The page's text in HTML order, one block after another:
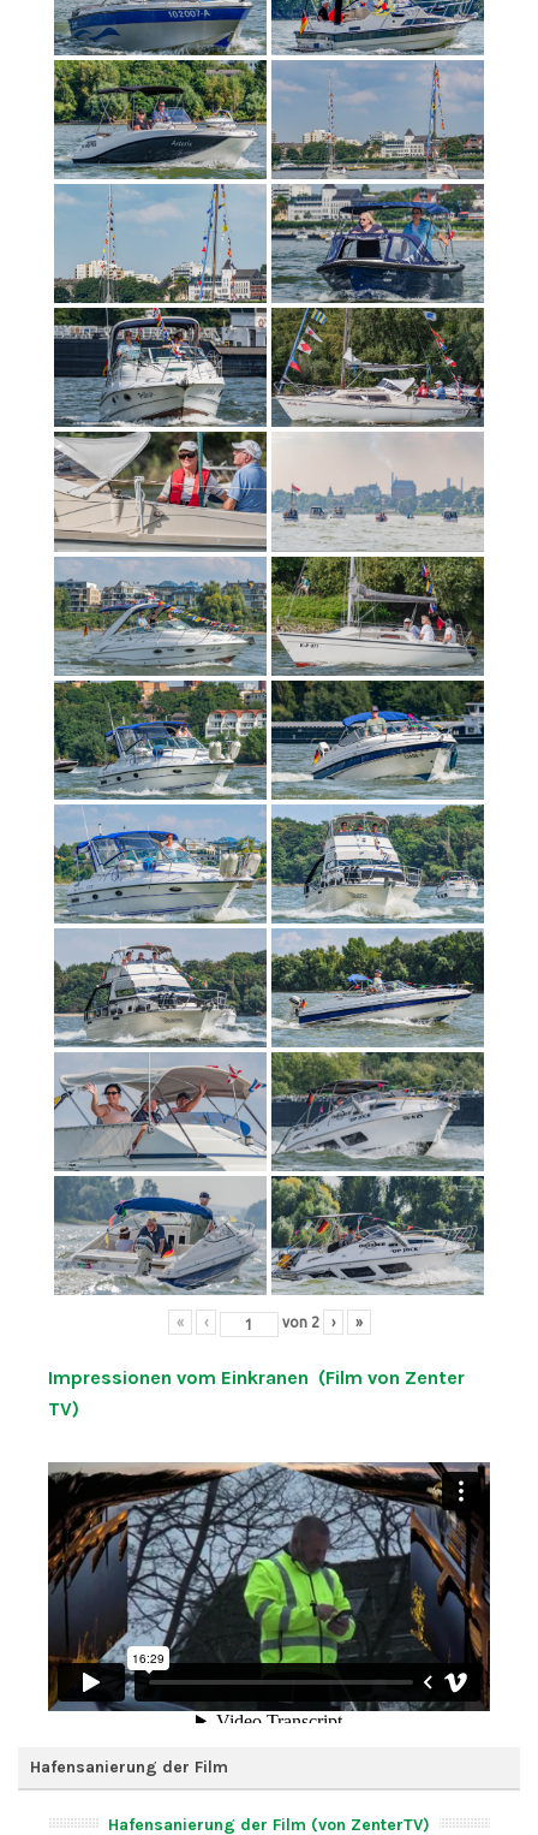
« ‹ von 2 › »
Impressionen vom Einkranen (Film von Zenter
TV)
Hafensanierung der Film
Hafensanierung der Film (von ZenterTV)